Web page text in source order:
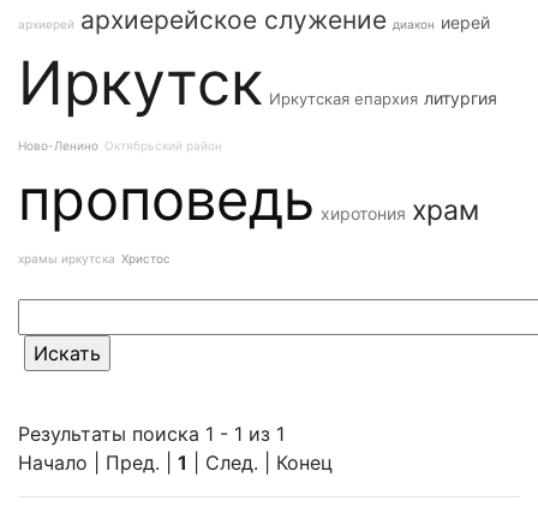
архиерей архиерейское служение диакон иерей
Иркутск Иркутская епархия литургия
Ново-Ленино Октябрьский район
проповедь хиротония храм
храмы иркутска Христос
Результаты поиска 1 - 1 из 1
Начало | Пред. | 1 | След. | Конец